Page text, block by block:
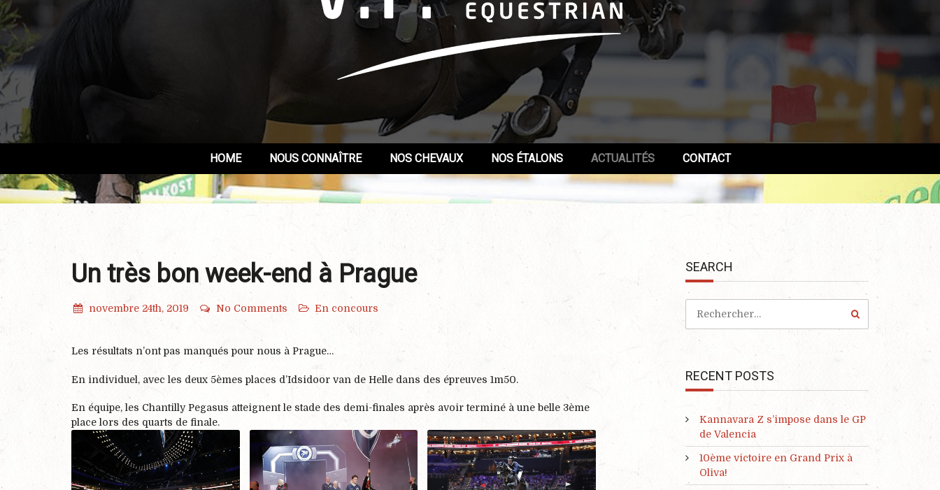
HOME NOUS CONNAÎTRE NOS CHEVAUX NOS ÉTALONS ACTUALITÉS CONTACT
Un très bon week-end à Prague
novembre 24th, 2019 No Comments En concours
Les résultats n’ont pas manqués pour nous à Prague…
En individuel, avec les deux 5èmes places d’Idsidoor van de Helle dans des épreuves 1m50.
En équipe, les Chantilly Pegasus atteignent le stade des demi-finales après avoir terminé à une belle 3ème
place lors des quarts de finale.
SEARCH
RECENT POSTS
Kannavara Z s’impose dans le GP
de Valencia
10ème victoire en Grand Prix à
Oliva!